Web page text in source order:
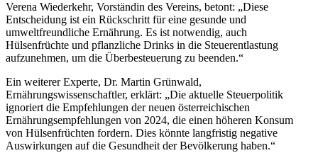
Verena Wiederkehr, Vorständin des Vereins, betont: „Diese
Entscheidung ist ein Rückschritt für eine gesunde und
umweltfreundliche Ernährung. Es ist notwendig, auch
Hülsenfrüchte und pflanzliche Drinks in die Steuerentlastung
aufzunehmen, um die Überbesteuerung zu beenden.“
Ein weiterer Experte, Dr. Martin Grünwald,
Ernährungswissenschaftler, erklärt: „Die aktuelle Steuerpolitik
ignoriert die Empfehlungen der neuen österreichischen
Ernährungsempfehlungen von 2024, die einen höheren Konsum
von Hülsenfrüchten fordern. Dies könnte langfristig negative
Auswirkungen auf die Gesundheit der Bevölkerung haben.“